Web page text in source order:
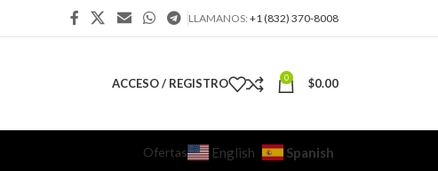
LLAMANOS: +1 (832) 370-8008
ACCESO / REGISTRO 0 $0.00
Ofertas English
Spanish